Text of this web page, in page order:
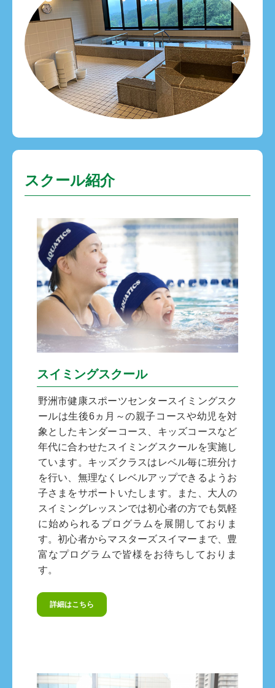
スクール紹介
スイミングスクール
野洲市健康スポーツセンタースイミングスク
ールは生後6ヵ月～の親子コースや幼児を対
象としたキンダーコース、キッズコースなど
年代に合わせたスイミングスクールを実施し
ています。キッズクラスはレベル毎に班分け
を行い、無理なくレベルアップできるようお
子さまをサポートいたします。また、大人の
スイミングレッスンでは初心者の方でも気軽
に始められるプログラムを展開しておりま
す。初心者からマスターズスイマーまで、豊
富なプログラムで皆様をお待ちしておりま
す。
詳細はこちら